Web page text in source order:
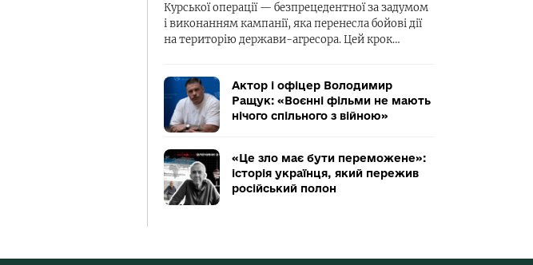
Курської операції — безпрецедентної за задумом
і виконанням кампанії, яка перенесла бойові дії
на територію держави-агресора. Цей крок…
Актор і офіцер Володимир
Ращук: «Воєнні фільми не мають
нічого спільного з війною»
«Це зло має бути переможене»:
історія українця, який пережив
російський полон